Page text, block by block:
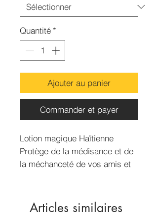
Quantité *
Ajouter au panier
Commander et payer
Lotion magique Haïtienne
Protège de la médisance et de
la méchanceté de vos amis et
Articles similaires